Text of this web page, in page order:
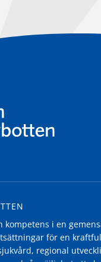
kompetens i en
för en
regional